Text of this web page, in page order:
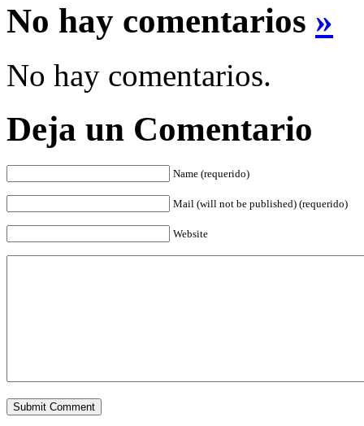
No hay comentarios »
No hay comentarios.
Deja un Comentario
Name (requerido)
Mail (will not be published) (requerido)
Website